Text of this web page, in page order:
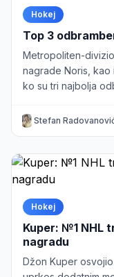
Hokej
Top 3
Metropoliten-
nagrade Noris,
ko su tri najbolja
Stefan
Hokej
Kuper: №1 NHL
nagradu
Džon Kuper